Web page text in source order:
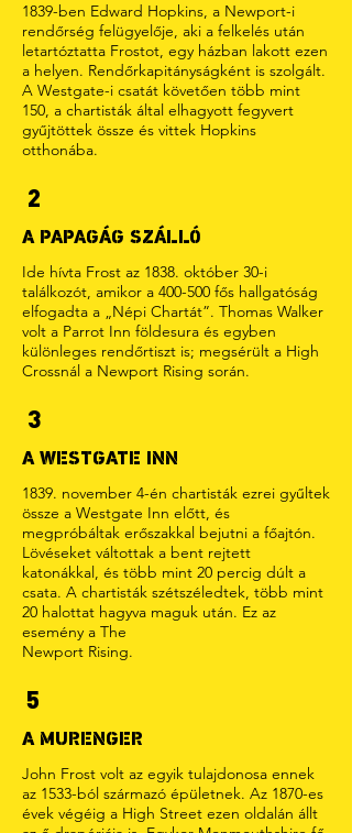
1839-ben Edward Hopkins, a Newport-i
rendőrség felügyelője, aki a felkelés után
letartóztatta Frostot, egy házban lakott ezen
a helyen. Rendőrkapitányságként is szolgált.
A Westgate-i csatát követően több mint
150, a chartisták által elhagyott fegyvert
gyűjtöttek össze és vittek Hopkins
otthonába.
2
A PAPAGÁG SZÁLLÓ
Ide hívta Frost az 1838. október 30-i
találkozót, amikor a 400-500 fős hallgatóság
elfogadta a „Népi Chartát”. Thomas Walker
volt a Parrot Inn földesura és egyben
különleges rendőrtiszt is; megsérült a High
Crossnál a Newport Rising során.
3
A WESTGATE INN
1839. november 4-én chartisták ezrei gyűltek
össze a Westgate Inn előtt, és
megpróbáltak erőszakkal bejutni a főajtón.
Lövéseket váltottak a bent rejtett
katonákkal, és több mint 20 percig dúlt a
csata. A chartisták szétszéledtek, több mint
20 halottat hagyva maguk után. Ez az
esemény a The
Newport Rising.
5
A MURENGER
John Frost volt az egyik tulajdonosa ennek
az 1533-ból származó épületnek. Az 1870-es
évek végéig a High Street ezen oldalán állt